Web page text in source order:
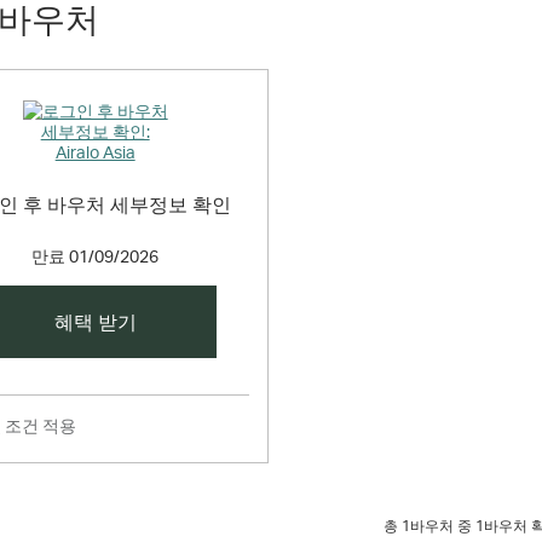
우처
후 바우처 세부정보 확인
만료01/09/2026
혜택 받기
조건 적용
총 1 바우처 중 1바우처